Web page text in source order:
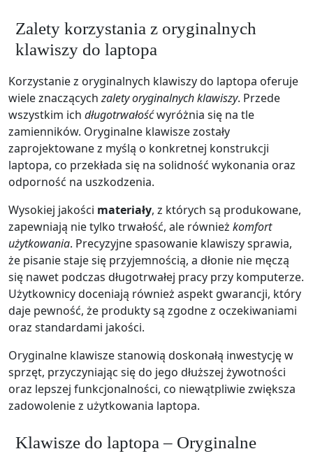
Zalety korzystania z oryginalnych
klawiszy do laptopa
Korzystanie z oryginalnych klawiszy do laptopa oferuje
wiele znaczącychzalety oryginalnych klawiszy. Przede
wszystkim ich długotrwałośćwyróżnia się na tle
zamienników. Oryginalne klawisze zostały
zaprojektowane z myślą o konkretnej konstrukcji
laptopa, co przekłada się na solidność wykonania oraz
odporność na uszkodzenia.
Wysokiej jakości materiały, z których są produkowane,
zapewniają nie tylko trwałość, ale również komfort
użytkowania. Precyzyjne spasowanie klawiszy sprawia,
że pisanie staje się przyjemnością, a dłonie nie męczą
się nawet podczas długotrwałej pracy przy komputerze.
Użytkownicy doceniają również aspekt gwarancji, który
daje pewność, że produkty są zgodne z oczekiwaniami
oraz standardami jakości.
Oryginalne klawisze stanowią doskonałą inwestycję w
sprzęt, przyczyniając się do jego dłuższej żywotności
oraz lepszej funkcjonalności, co niewątpliwie zwiększa
zadowolenie z użytkowania laptopa.
Klawisze do laptopa – Oryginalne